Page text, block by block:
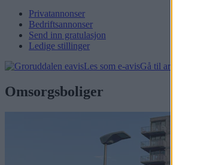
Privatannonser
Bedriftsannonser
Send inn gratulasjon
Ledige stillinger
Les som e-avisGå til arkivet
Omsorgsboliger